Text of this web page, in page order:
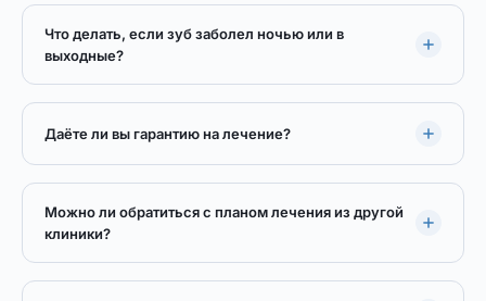
Что делать, если зуб заболел ночью или в
выходные?
Даёте ли вы гарантию на лечение?
Можно ли обратиться с планом лечения из другой
клиники?